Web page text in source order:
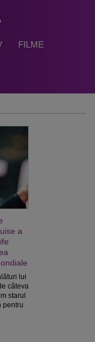
FILME
a
lui
câteva
starul
pentru